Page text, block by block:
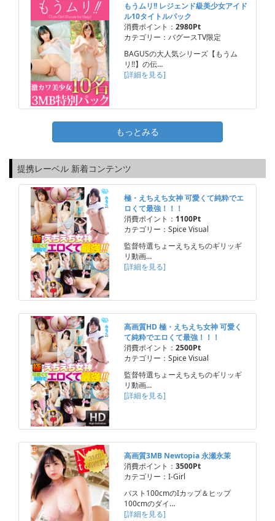
もうムリ!! レジェンド級美少女アイド
ル10タイトルパック
消費ポイント： 2980Pt
カテゴリー：バグースTV限定
BAGUSの大人気シリーズ【もうム
リ!!】の伝…
[詳細を見る]
もっとみる
提携レーベル 新着コンテンツ
極・えちえち女神 可愛くて純粋でエ
ロくて最強！！！
消費ポイント： 1100Pt
カテゴリー：Spice Visual
監督特選ちょーえちえちのギリッギ
リ動画…
[詳細を見る]
高画質HD 極・えちえち女神 可愛く
て純粋でエロくて最強！！！
消費ポイント： 2500Pt
カテゴリー：Spice Visual
監督特選ちょーえちえちのギリッギ
リ動画…
[詳細を見る]
高画質3MB Newtopia 永瀬永茉
消費ポイント： 3500Pt
カテゴリー：I-Girl
バスト100cmのIカップ＆ヒップ
100cmのダイ…
[詳細を見る]